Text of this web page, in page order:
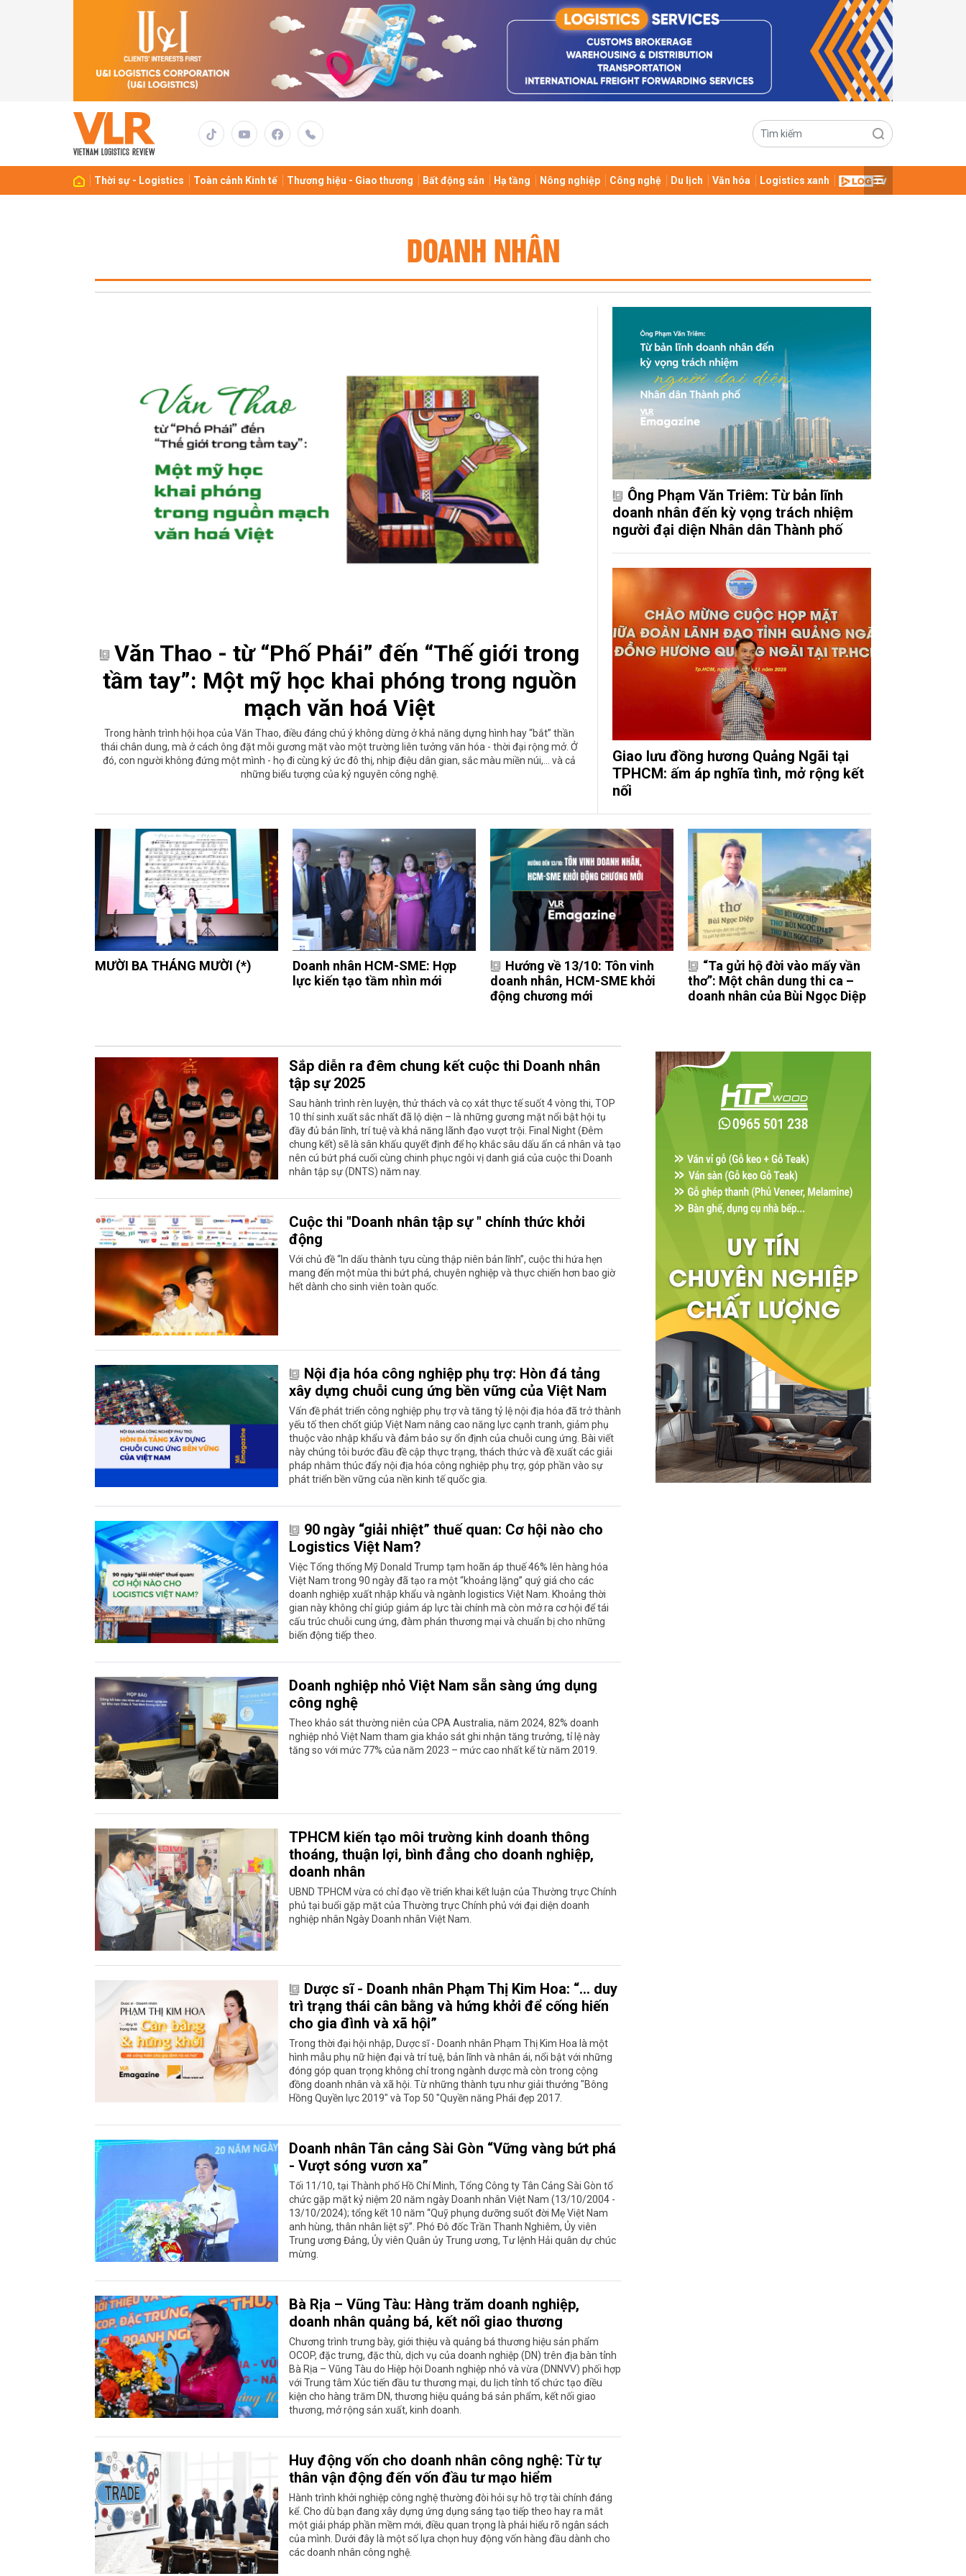
Thời sự - Logistics Toàn cảnh Kinh tế Thương hiệu - Giao thương Bất động sản Hạ tầng Nông nghiệp Công nghệ Du lịch Văn hóa Logistics xanh
DOANH NHÂN
Văn Thao - từ “Phố Phái” đến “Thế giới trong
tầm tay”: Một mỹ học khai phóng trong nguồn
mạch văn hoá Việt
Trong hành trình hội họa của Văn Thao, điều đáng chú ý không dừng ở khả năng dựng hình hay “bắt” thần
thái chân dung, mà ở cách ông đặt mỗi gương mặt vào một trường liên tưởng văn hóa - thời đại rộng mở. Ở
đó, con người không đứng một mình - họ đi cùng ký ức đô thị, nhịp điệu dân gian, sắc màu miền núi,… và cả
những biểu tượng của kỷ nguyên công nghệ.
Ông Phạm Văn Triêm: Từ bản lĩnh
doanh nhân đến kỳ vọng trách nhiệm
người đại diện Nhân dân Thành phố
Giao lưu đồng hương Quảng Ngãi tại
TPHCM: ấm áp nghĩa tình, mở rộng kết
nối
MƯỜI BA THÁNG MƯỜI (*)
Doanh nhân HCM-SME: Hợp
lực kiến tạo tầm nhìn mới
Hướng về 13/10: Tôn vinh
doanh nhân, HCM-SME khởi
động chương mới
“Ta gửi hộ đời vào mấy vần
thơ”: Một chân dung thi ca –
doanh nhân của Bùi Ngọc Diệp
Sắp diễn ra đêm chung kết cuộc thi Doanh nhân
tập sự 2025
Sau hành trình rèn luyện, thử thách và cọ xát thực tế suốt 4 vòng thi, TOP
10 thí sinh xuất sắc nhất đã lộ diện – là những gương mặt nổi bật hội tụ
đầy đủ bản lĩnh, trí tuệ và khả năng lãnh đạo vượt trội. Final Night (Đêm
chung kết) sẽ là sân khấu quyết định để họ khắc sâu dấu ấn cá nhân và tạo
nên cú bứt phá cuối cùng chinh phục ngôi vị danh giá của cuộc thi Doanh
nhân tập sự (DNTS) năm nay.
Cuộc thi "Doanh nhân tập sự " chính thức khởi
động
Với chủ đề “In dấu thành tựu cùng thập niên bản lĩnh”, cuộc thi hứa hẹn
mang đến một mùa thi bứt phá, chuyên nghiệp và thực chiến hơn bao giờ
hết dành cho sinh viên toàn quốc.
Nội địa hóa công nghiệp phụ trợ: Hòn đá tảng
xây dựng chuỗi cung ứng bền vững của Việt Nam
Vấn đề phát triển công nghiệp phụ trợ và tăng tỷ lệ nội địa hóa đã trở thành
yếu tố then chốt giúp Việt Nam nâng cao năng lực cạnh tranh, giảm phụ
thuộc vào nhập khẩu và đảm bảo sự ổn định của chuỗi cung ứng. Bài viết
này chúng tôi bước đầu đề cập thực trạng, thách thức và đề xuất các giải
pháp nhằm thúc đẩy nội địa hóa công nghiệp phụ trợ, góp phần vào sự
phát triển bền vững của nền kinh tế quốc gia.
90 ngày “giải nhiệt” thuế quan: Cơ hội nào cho
Logistics Việt Nam?
Việc Tổng thống Mỹ Donald Trump tạm hoãn áp thuế 46% lên hàng hóa
Việt Nam trong 90 ngày đã tạo ra một “khoảng lặng” quý giá cho các
doanh nghiệp xuất nhập khẩu và ngành logistics Việt Nam. Khoảng thời
gian này không chỉ giúp giảm áp lực tài chính mà còn mở ra cơ hội để tái
cấu trúc chuỗi cung ứng, đàm phán thương mại và chuẩn bị cho những
biến động tiếp theo.
Doanh nghiệp nhỏ Việt Nam sẵn sàng ứng dụng
công nghệ
Theo khảo sát thường niên của CPA Australia, năm 2024, 82% doanh
nghiệp nhỏ Việt Nam tham gia khảo sát ghi nhận tăng trưởng, tỉ lệ này
tăng so với mức 77% của năm 2023 – mức cao nhất kể từ năm 2019.
TPHCM kiến tạo môi trường kinh doanh thông
thoáng, thuận lợi, bình đẳng cho doanh nghiệp,
doanh nhân
UBND TPHCM vừa có chỉ đạo về triển khai kết luận của Thường trực Chính
phủ tại buổi gặp mặt của Thường trực Chính phủ với đại diện doanh
nghiệp nhân Ngày Doanh nhân Việt Nam.
Dược sĩ - Doanh nhân Phạm Thị Kim Hoa: “… duy
trì trạng thái cân bằng và hứng khởi để cống hiến
cho gia đình và xã hội”
Trong thời đại hội nhập, Dược sĩ - Doanh nhân Phạm Thị Kim Hoa là một
hình mẫu phụ nữ hiện đại và trí tuệ, bản lĩnh và nhân ái, nổi bật với những
đóng góp quan trọng không chỉ trong ngành dược mà còn trong cộng
đồng doanh nhân và xã hội. Từ những thành tựu như giải thưởng "Bông
Hồng Quyền lực 2019" và Top 50 "Quyền năng Phái đẹp 2017.
Doanh nhân Tân cảng Sài Gòn “Vững vàng bứt phá
- Vượt sóng vươn xa”
Tối 11/10, tại Thành phố Hồ Chí Minh, Tổng Công ty Tân Cảng Sài Gòn tổ
chức gặp mặt kỷ niệm 20 năm ngày Doanh nhân Việt Nam (13/10/2004 -
13/10/2024); tổng kết 10 năm “Quỹ phụng dưỡng suốt đời Mẹ Việt Nam
anh hùng, thân nhân liệt sỹ”. Phó Đô đốc Trần Thanh Nghiêm, Ủy viên
Trung ương Đảng, Ủy viên Quân ủy Trung ương, Tư lệnh Hải quân dự chúc
mừng.
Bà Rịa – Vũng Tàu: Hàng trăm doanh nghiệp,
doanh nhân quảng bá, kết nối giao thương
Chương trình trưng bày, giới thiệu và quảng bá thương hiệu sản phẩm
OCOP, đặc trưng, đặc thù, dịch vụ của doanh nghiệp (DN) trên địa bàn tỉnh
Bà Rịa – Vũng Tàu do Hiệp hội Doanh nghiệp nhỏ và vừa (DNNVV) phối hợp
với Trung tâm Xúc tiến đầu tư thương mại, du lịch tỉnh tổ chức tạo điều
kiện cho hàng trăm DN, thương hiệu quảng bá sản phẩm, kết nối giao
thương, mở rộng sản xuất, kinh doanh.
Huy động vốn cho doanh nhân công nghệ: Từ tự
thân vận động đến vốn đầu tư mạo hiểm
Hành trình khởi nghiệp công nghệ thường đòi hỏi sự hỗ trợ tài chính đáng
kể. Cho dù bạn đang xây dựng ứng dụng sáng tạo tiếp theo hay ra mắt
một giải pháp phần mềm mới, điều quan trọng là phải hiểu rõ ngân sách
của mình. Dưới đây là một số lựa chọn huy động vốn hàng đầu dành cho
các doanh nhân công nghệ.